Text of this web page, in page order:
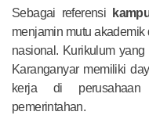
Sebagai referensi
menjamin mutu
nasional. Kurikulum
Karanganyar memiliki
kerja di perusahaan
pemerintahan.